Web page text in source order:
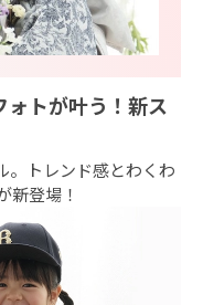
トが叶う！新ス
。トレンド感とわくわ
新登場！